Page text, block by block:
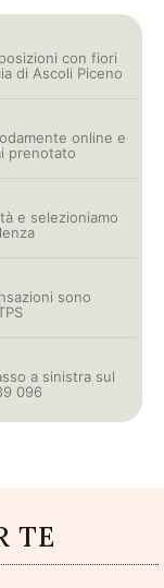
con fiori
di Ascoli Piceno
online e
prenotato
e selezioniamo
sono
a sinistra sul
096
TE